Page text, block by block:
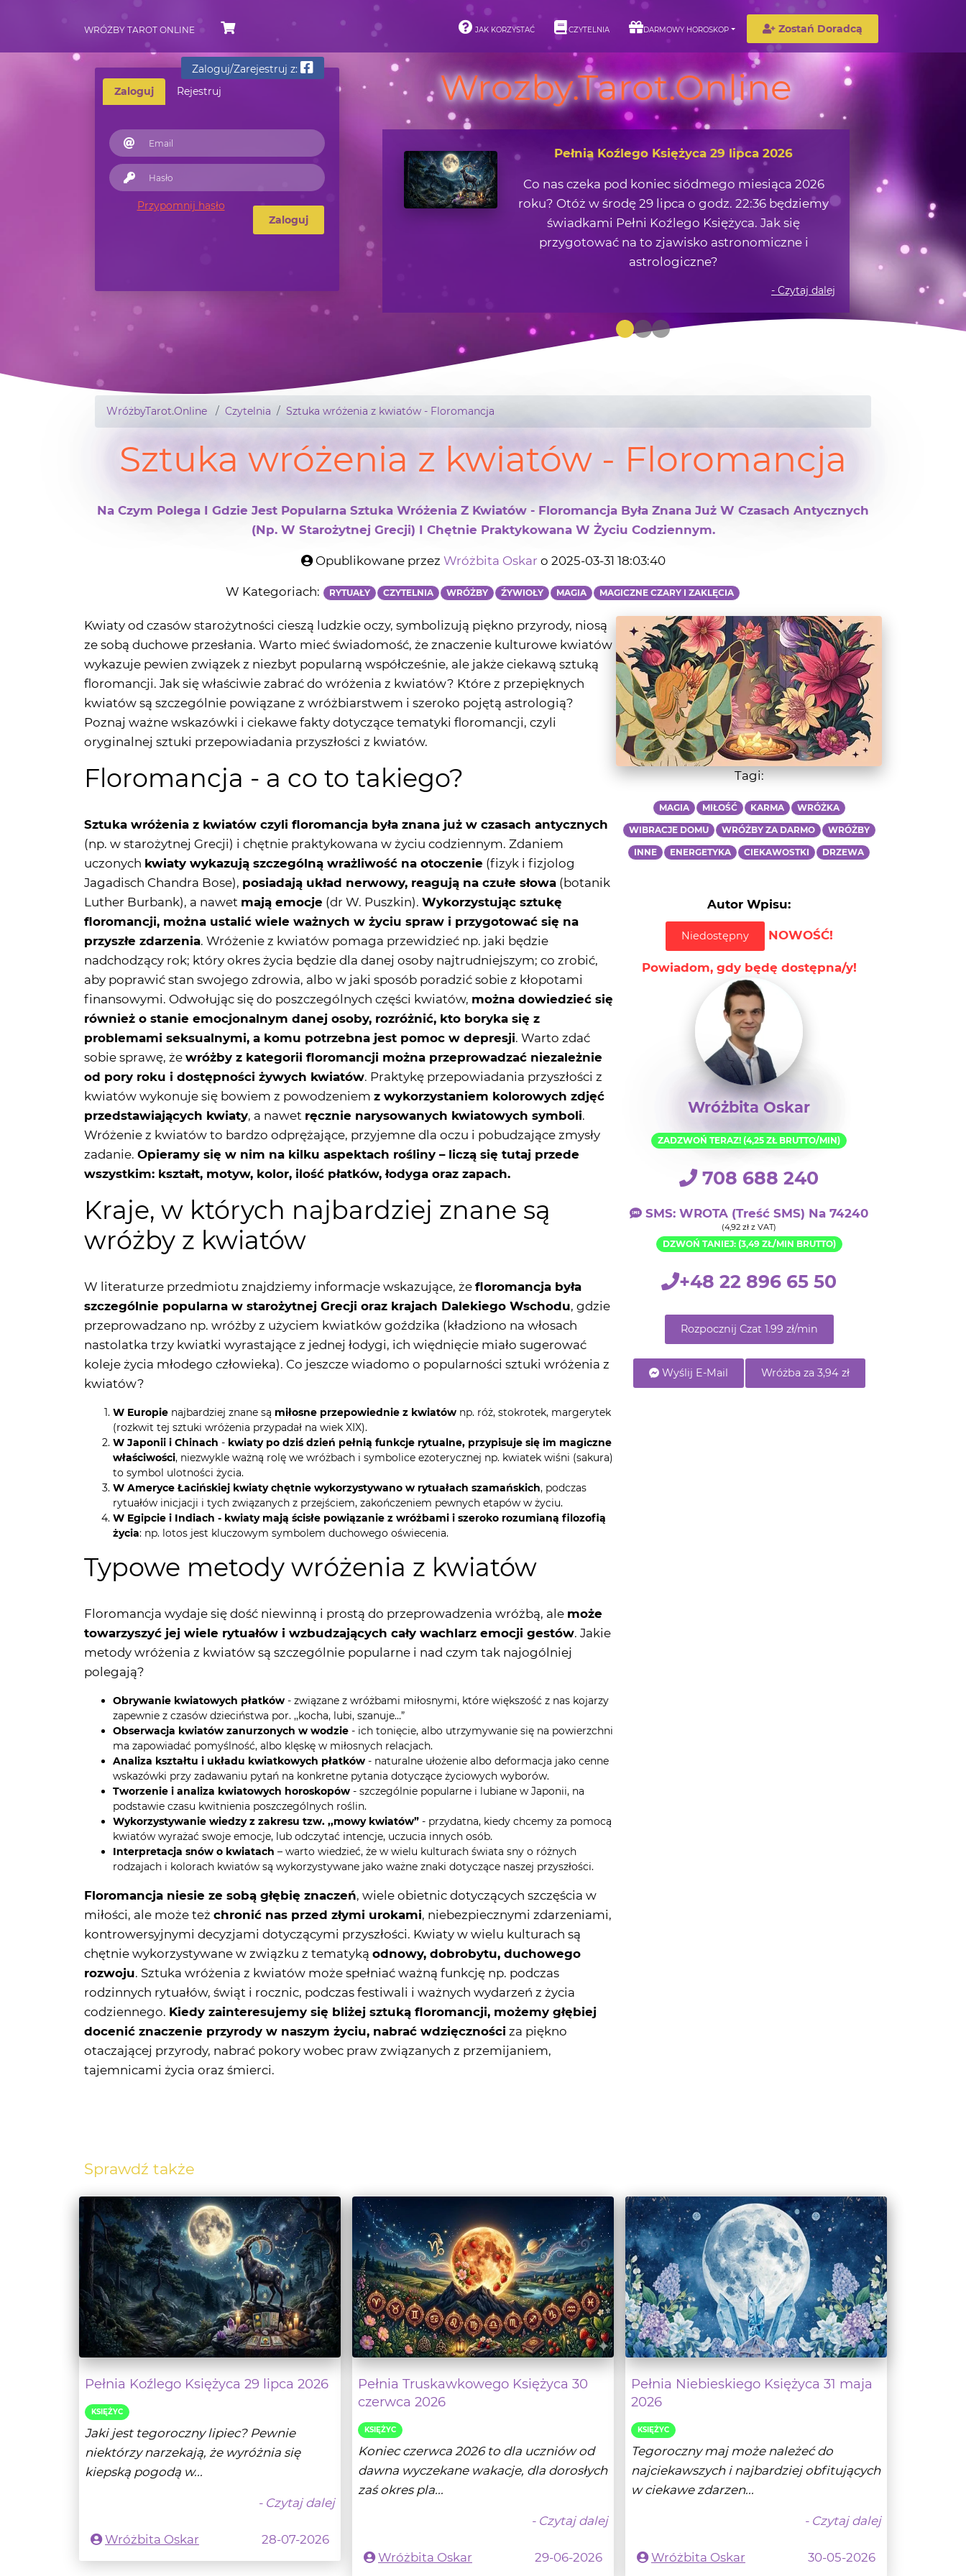
WRÓŻBY TAROT ONLINE JAK KORZYSTAĆ CZYTELNIA DARMOWY HOROSKOP Zostań Doradcą
Zaloguj Rejestruj
Zaloguj/Zarejestruj z:
Przypomnij hasło
Zaloguj
Wrozby.Tarot.Online
Asteroidy i ich wędrówka w okolicach Ziemi
Jaką lekcję życiową możemy zaczerpnąć z obserwacji
zjawisk na nocnym niebie?
- Czytaj dalej
Sztuka wróżenia z kwiatów - Floromancja
Sztuka wróżenia z kwiatów - Floromancja
Na Czym Polega I Gdzie Jest Popularna Sztuka Wróżenia Z Kwiatów - Floromancja Była Znana Już W Czasach Antycznych
Opublikowane przezWróżbita Oskar o 2025-03-31 18:03:40
ze sobą duchowe przesłania. Warto mieć świadomość, że znaczenie kulturowe kwiatów
floromancji. Jak się właściwie zabrać do wróżenia z kwiatów? Które z przepięknych
kwiatów są szczególnie powiązane z wróżbiarstwem i szeroko pojętą astrologią?
Poznaj ważne wskazówki i ciekawe fakty dotyczące tematyki floromancji, czyli
oryginalnej sztuki przepowiadania przyszłości z kwiatów.
Floromancja - a co to takiego?
Sztuka wróżenia z kwiatów czyli floromancja była znana już w czasach antycznych
(np. w starożytnej Grecji) i chętnie praktykowana w życiu codziennym. Zdaniem
Jagadisch Chandra Bose),posiadają układ nerwowy, reagują na czułe słowa(botanik
Luther Burbank), a nawet mają emocje(dr W. Puszkin).Wykorzystując sztukę
floromancji, można ustalić wiele ważnych w życiu spraw i przygotować się na
przyszłe zdarzenia . Wróżenie z kwiatów pomaga przewidzieć np. jaki będzie
nadchodzący rok; który okres życia będzie dla danej osoby najtrudniejszym; co zrobić,
aby poprawić stan swojego zdrowia, albo w jaki sposób poradzić sobie z kłopotami
finansowymi. Odwołując się do poszczególnych części kwiatów,można dowiedzieć się
również o stanie emocjonalnym danej osoby, rozróżnić, kto boryka się z
problemami seksualnymi, a komu potrzebna jest pomoc w depresji. Warto zdać
sobie sprawę, żewróżby z kategorii floromancji można przeprowadzać niezależnie
od pory roku i dostępności żywych kwiatów. Praktykę przepowiadania przyszłości z
kwiatów wykonuje się bowiem z powodzeniemz wykorzystaniem kolorowych zdjęć
przedstawiających kwiaty, a nawet ręcznie narysowanych kwiatowych symboli.
Wróżenie z kwiatów to bardzo odprężające, przyjemne dla oczu i pobudzające zmysły
zadanie. Opieramy się w nim na kilku aspektach rośliny – liczą się tutaj przede
wszystkim: kształt, motyw, kolor, ilość płatków, łodyga oraz zapach.
Kraje, w których najbardziej znane są
wróżby z kwiatów
W literaturze przedmiotu znajdziemy informacje wskazujące, że
szczególnie popularna w starożytnej Grecji oraz krajach Dalekiego Wschodu
nastolatka trzy kwiatki wyrastające z jednej łodygi, ich więdnięcie miało sugerować
koleje życia młodego człowieka). Co jeszcze wiadomo o popularności sztuki wróżenia z
kwiatów?
W Europienajbardziej znane sąmiłosne przepowiednie z kwiatównp. róż, stokrotek, margerytek
(rozkwit tej sztuki wróżenia przypadał na wiek XIX).
właściwości, niezwykle ważną rolę we wróżbach i symbolice ezoterycznej np. kwiatek wiśni (sakura)
to symbol ulotności życia.
W Ameryce Łacińskiej kwiaty chętnie wykorzystywano w rytuałach szamańskich , podczas
rytuałów inicjacji i tych związanych z przejściem, zakończeniem pewnych etapów w życiu.
W Egipcie i Indiach - kwiaty mają ścisłe powiązanie z wróżbami i szeroko rozumianą filozofią
życia: np. lotos jest kluczowym symbolem duchowego oświecenia.
Typowe metody wróżenia z kwiatów
Floromancja wydaje się dość niewinną i prostą do przeprowadzenia wróżbą, ale
towarzyszyć jej wiele rytuałów i wzbudzających cały wachlarz emocji gestów
polegają?
Obrywanie kwiatowych płatków- związane z wróżbami miłosnymi, które większość z nas kojarzy
zapewnie z czasów dzieciństwa por. ,,kocha, lubi, szanuje…”
Obserwacja kwiatów zanurzonych w wodzie
ma zapowiadać pomyślność, albo klęskę w miłosnych relacjach.
Analiza kształtu i układu kwiatkowych płatków- naturalne ułożenie albo deformacja jako cenne
wskazówki przy zadawaniu pytań na konkretne pytania dotyczące życiowych wyborów.
Tworzenie i analiza kwiatowych horoskopów- szczególnie popularne i lubiane w Japonii, na
podstawie czasu kwitnienia poszczególnych roślin.
Wykorzystywanie wiedzy z zakresu tzw. ,,mowy kwiatów”- przydatna, kiedy chcemy za pomocą
kwiatów wyrażać swoje emocje, lub odczytać intencje, uczucia innych osób.
Interpretacja snów o kwiatach– warto wiedzieć, że w wielu kulturach świata sny o różnych
rodzajach i kolorach kwiatów są wykorzystywane jako ważne znaki dotyczące naszej przyszłości.
Floromancja niesie ze sobą głębię znaczeń, wiele obietnic dotyczących szczęścia w
miłości, ale może teżchronić nas przed złymi urokami, niebezpiecznymi zdarzeniami,
chętnie wykorzystywane w związku z tematyką odnowy, dobrobytu, duchowego
rozwoju. Sztuka wróżenia z kwiatów może spełniać ważną funkcję np. podczas
rodzinnych rytuałów, świąt i rocznic, podczas festiwali i ważnych wydarzeń z życia
codziennego. Kiedy zainteresujemy się bliżej sztuką floromancji, możemy głębiej
docenić znaczenie przyrody w naszym życiu, nabrać wdzięczności za piękno
otaczającej przyrody, nabrać pokory wobec praw związanych z przemijaniem,
tajemnicami życia oraz śmierci.
Tagi:
MAGIA MIŁOŚĆ KARMA WRÓŻKA
WRÓŻBY ZA DARMO
INNE ENERGETYKA CIEKAWOSTKI DRZEWA
Autor Wpisu:
Powiadom, gdy będę dostępna/y!
Wróżbita Oskar
ZADZWOŃ TERAZ! (4,25 ZŁ BRUTTO/MIN)
708 688 240
(4,92 zł z VAT)
+48 22 896 65 50
Rozpocznij Czat 1.99 zł/min
Wyślij E-Mail Wróżba za 3,94 zł
Pełnia Koźlego Księżyca 29 lipca 2026
Jaki jest tegoroczny lipiec? Pewnie
niektórzy narzekają, że wyróżnia się
kiepską pogodą w...
- Czytaj dalej
Pełnia Truskawkowego Księżyca 30
czerwca 2026
KSIĘŻYC
Koniec czerwca 2026 to dla uczniów od
dawna wyczekane wakacje, dla dorosłych
zaś okres pla...
- Czytaj dalej
Pełnia Niebieskiego Księżyca 31 maja
2026
KSIĘŻYC
Tegoroczny maj może należeć do
najciekawszych i najbardziej obfitujących
w ciekawe zdarzen...
- Czytaj dalej